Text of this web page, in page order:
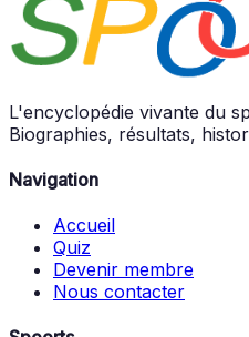
L'encyclopédie vivante du
Biographies, résultats,
Navigation
Accueil
Quiz
Devenir membre
Nous contacter